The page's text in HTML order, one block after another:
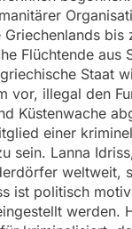
bis
Flüchtende aus
Staat
vor, illegal den
Küstenwache
einer
sein. Lanna
weltweit,
ist politisch
werden.